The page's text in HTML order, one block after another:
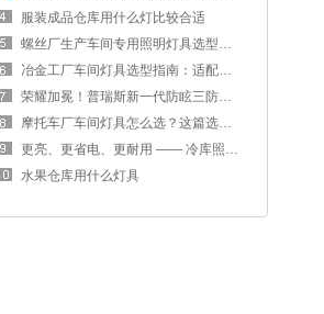
服装成品仓库用什么灯比较合适
螺丝厂生产车间专用照明灯具选型方案
冶金工厂车间灯具选型指南：适配恶劣工况，筑牢安全照明防线
荣耀加冕！普瑞斯新一代防眩三防灯BC-L斩获2026阿拉丁神灯奖
摩托车厂车间灯具怎么选？这篇选型指南，帮你避坑又节能
更亮、更省电、更耐用 —— 冷库照明优选
水果仓库用什么灯具